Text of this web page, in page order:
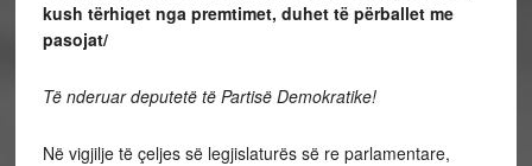
kush tërhiqet nga premtimet, duhet të përballet me
pasojat/
Të nderuar deputetë të Partisë Demokratike!
Në vigjilje të çeljes së legjislaturës së re parlamentare,